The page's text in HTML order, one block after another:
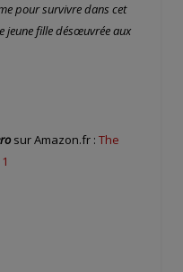
pour survivre dans cet
jeune fille désœuvrée aux
sur Amazon.fr : The